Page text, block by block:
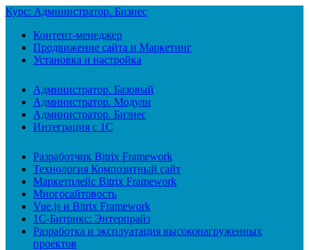
Курс: Администратор. Бизнес
Контент-менеджер
Продвижение сайта и Маркетинг
Установка и настройка
Администратор. Базовый
Администратор. Модули
Администратор. Бизнес
Интеграция с 1С
Разработчик Bitrix Framework
Технология Композитный сайт
Маркетплейс Bitrix Framework
Многосайтовость
Vue.js и Bitrix Framework
1С-Битрикс: Энтерпрайз
Разработка и эксплуатация высоконагруженных
проектов